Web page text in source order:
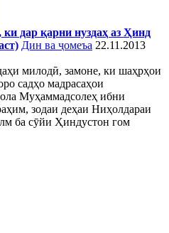
дар қарни нуздаҳ аз Ҳинд
Дин ва ҷомеъа 22.11.2013
милодӣ, замоне, ки шаҳрҳои
садҳо мадрасаҳои
Муҳаммадсолеҳ ибни
зодаи деҳаи Ниҳолдараи
ба сӯйи Ҳиндустон гом